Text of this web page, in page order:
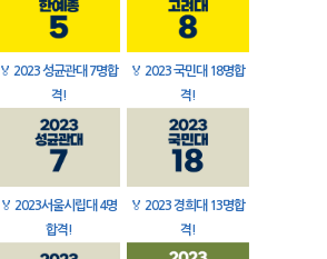
🏅 2023 성균관대 7명합
격!
🏅 2023 국민대 18명합
격!
🏅 2023서울시립대 4명
합격!
🏅 2023 경희대 13명합
격!